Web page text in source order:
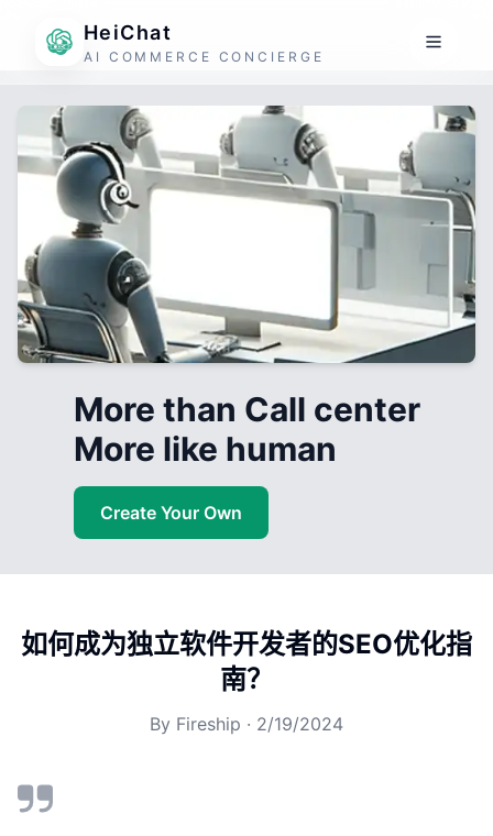
HeiChat
AI COMMERCE CONCIERGE
More than Call center
More like human
Create Your Own
如何成为独立软件开发者的SEO优化指
南？
By Fireship · 2/19/2024